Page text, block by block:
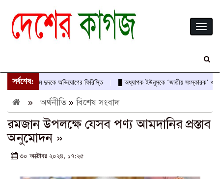
সর্বশেষ:
নামে দুদকে অভিযোগের ফিরিস্তি অধ্যাপক ইউনূসকে ‘জাতীয় সংস্কারক’ ও
»অর্থনীতি»বিশেষ সংবাদ
রমজান উপলক্ষে যেসব পণ্য আমদানির প্রস্তাব
অনুমোদন »
৩০ অক্টোবর ২০২৪, ১৭:২৫